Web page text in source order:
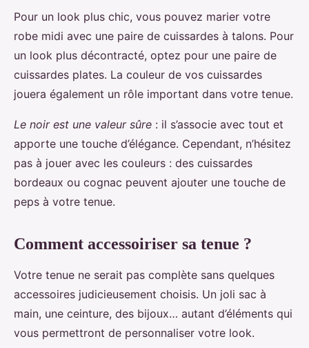
Pour un look plus chic, vous pouvez marier votre
robe midi avec une paire de cuissardes à talons. Pour
un look plus décontracté, optez pour une paire de
cuissardes plates. La couleur de vos cuissardes
jouera également un rôle important dans votre tenue.
Le noir est une valeur sûre : il s’associe avec tout et
apporte une touche d’élégance. Cependant, n’hésitez
pas à jouer avec les couleurs : des cuissardes
bordeaux ou cognac peuvent ajouter une touche de
peps à votre tenue.
Comment accessoiriser sa tenue ?
Votre tenue ne serait pas complète sans quelques
accessoires judicieusement choisis. Un joli sac à
main, une ceinture, des bijoux… autant d’éléments qui
vous permettront de personnaliser votre look.